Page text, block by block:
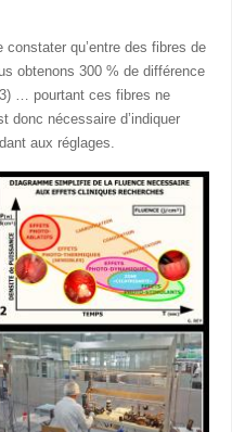
qu’entre des fibres de
obtenons 300 % de différence
… pourtant ces fibres ne
nécessaire d’indiquer
aux réglages.